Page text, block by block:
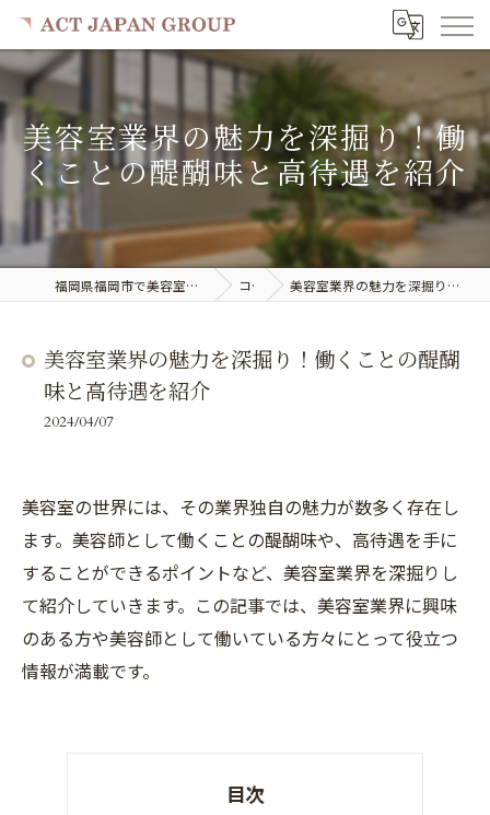
美容室業界の魅力を深掘り！働
くことの醍醐味と高待遇を紹介
福岡県福岡市で美容室の求人ならACT JAPAN GROUP コラム 美容室業界の魅力を深掘り！働くことの醍醐味と高待遇を紹介
美容室業界の魅力を深掘り！働くことの醍醐
味と高待遇を紹介
2024/04/07
美容室の世界には、その業界独自の魅力が数多く存在し
ます。美容師として働くことの醍醐味や、高待遇を手に
することができるポイントなど、美容室業界を深掘りし
て紹介していきます。この記事では、美容室業界に興味
のある方や美容師として働いている方々にとって役立つ
情報が満載です。
目次